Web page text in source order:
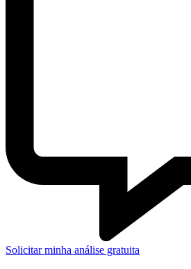
Solicitar minha análise gratuita